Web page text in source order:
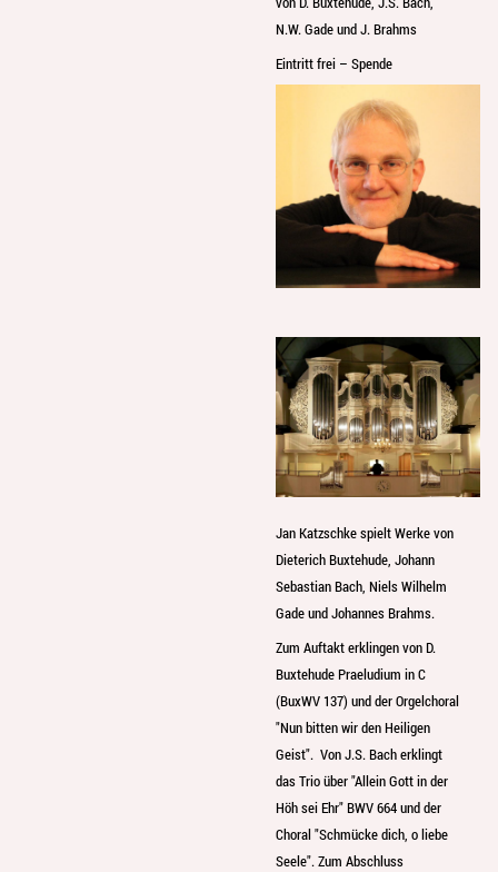
N.W. Gade und J. Brahms
Eintritt frei – Spende
Jan Katzschke spielt Werke von
Dieterich Buxtehude, Johann
Sebastian Bach, Niels Wilhelm
Gade und Johannes Brahms.
Zum Auftakt erklingen von D.
Buxtehude Praeludium in C
(BuxWV 137) und der Orgelchoral
"Nun bitten wir den Heiligen
Geist". Von J.S. Bach erklingt
das Trio über "Allein Gott in der
Höh sei Ehr" BWV 664 und der
Choral "Schmücke dich, o liebe
Seele". Zum Abschluss